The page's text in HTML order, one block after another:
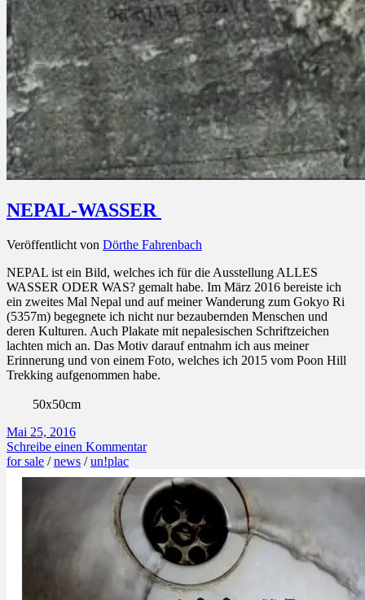
NEPAL-WASSER
Veröffentlicht von Dörthe Fahrenbach
NEPAL ist ein Bild, welches ich für die Ausstellung ALLES
WASSER ODER WAS? gemalt habe. Im März 2016 bereiste ich
ein zweites Mal Nepal und auf meiner Wanderung zum Gokyo Ri
(5357m) begegnete ich nicht nur bezaubernden Menschen und
deren Kulturen. Auch Plakate mit nepalesischen Schriftzeichen
lachten mich an. Das Motiv darauf entnahm ich aus meiner
Erinnerung und von einem Foto, welches ich 2015 vom Poon Hill
Trekking aufgenommen habe.
50x50cm
Mai 25, 2016
Schreibe einen Kommentar
for sale /news /un!plac